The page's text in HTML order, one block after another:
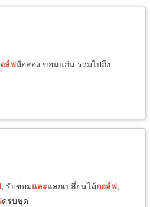
ล์ฟมือสอง ขอนแก่น รวมไปถึง
, รับซ่อมและแลกเปลี่ยนไม้กอล์ฟ,
ครบชุด